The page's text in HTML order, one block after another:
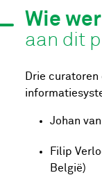
Wie
aan dit
Drie
Johan
Filip
België)